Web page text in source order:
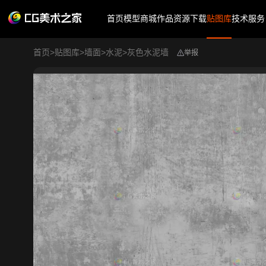
首页模型商城作品资源下载贴图库技术服务
首页>贴图库>墙面>水泥>灰色水泥墙 举报